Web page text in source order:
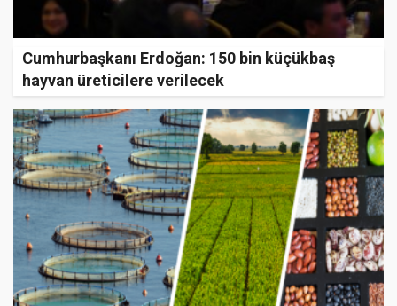
Cumhurbaşkanı Erdoğan: 150 bin küçükbaş
hayvan üreticilere verilecek